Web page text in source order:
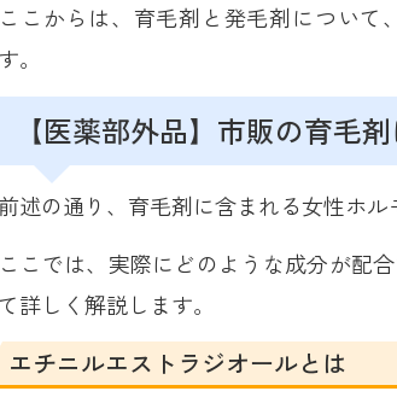
ここからは、育毛剤と発毛剤につい
す。
【医薬部外品】市販の育毛
述の通り、育毛剤に含まれる女性ホル
ここでは、実際にどのような成分が配
て詳しく解説します。
エチニルエストラジオールとは